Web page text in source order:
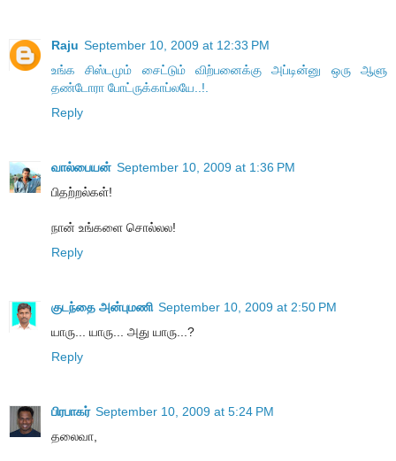
Raju September 10, 2009 at 12:33 PM
உங்க சிஸ்டமும் சைட்டும் விற்பனைக்கு அப்டின்னு ஒரு ஆளு
தண்டோரா போட்ருக்காப்லயே..!.
Reply
வால்பையன் September 10, 2009 at 1:36 PM
பிதற்றல்கள்!
நான் உங்களை சொல்லல!
Reply
குடந்தை அன்புமணி September 10, 2009 at 2:50 PM
யாரு... யாரு... அது யாரு...?
Reply
பிரபாகர் September 10, 2009 at 5:24 PM
தலைவா,